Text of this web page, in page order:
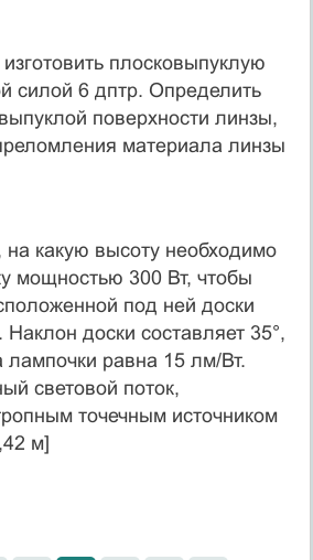
плосковыпуклую
силой 6 дптр. Определить
поверхности линзы,
материала линзы
какую высоту необходимо
мощностью 300 Вт, чтобы
под ней доски
доски составляет 35°,
лампочки равна 15 лм/Вт.
световой поток,
точечным источником
м]